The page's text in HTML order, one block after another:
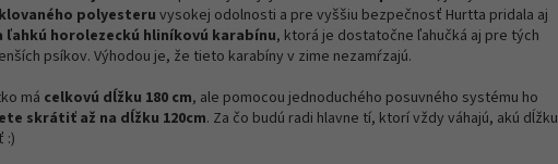
polyesteruvysokej odolnosti a pre vyššiu bezpečnosť Hurtta pridala aj
ľahkú horolezeckú hliníkovú karabínu, ktorá je dostatočne ľahučká aj pre tých
psíkov.Výhodou je, že tieto karabíny v zime nezamŕzajú.
má celkovú dĺžku 180 cm, ale pomocou jednoduchého posuvného systému ho
skrátiť až na dĺžku 120cm. Za čo budú radi hlavne tí, ktorí vždy váhajú, akú dĺžku
:)